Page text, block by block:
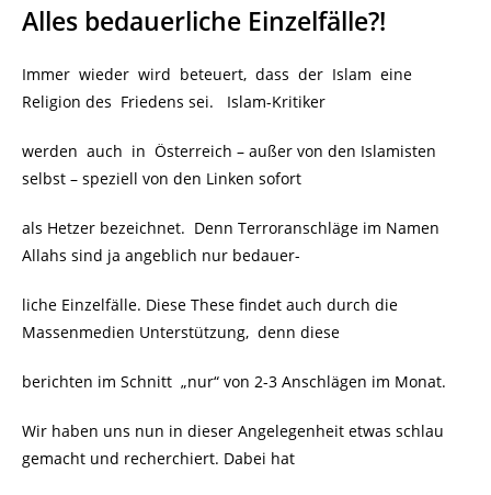
Alles bedauerliche Einzelfälle?!
Immer wieder wird beteuert, dass der Islam eine
Religion des Friedens sei. Islam-Kritiker
werden auch in Österreich – außer von den Islamisten
selbst – speziell von den Linken sofort
als Hetzer bezeichnet. Denn Terroranschläge im Namen
Allahs sind ja angeblich nur bedauer-
liche Einzelfälle. Diese These findet auch durch die
Massenmedien Unterstützung, denn diese
berichten im Schnitt „nur“ von 2-3 Anschlägen im Monat.
Wir haben uns nun in dieser Angelegenheit etwas schlau
gemacht und recherchiert. Dabei hat